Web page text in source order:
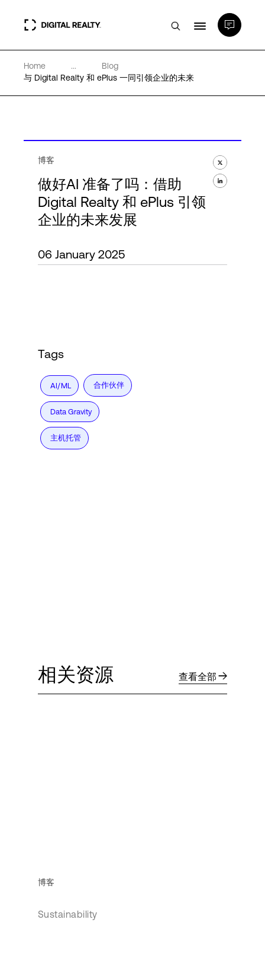
数据中心
专业知识和资源
Home ...
Blog
与 Digital Realty 和 ePlus 一同引领企业的未来
博客
做好AI 准备了吗：借助
Digital Realty 和 ePlus 引领
企业的未来发展
06 January 2025
Tags
AI/ML 合作伙伴
Data Gravity
主机托管
相关资源 查看全部
博客
Sustainability